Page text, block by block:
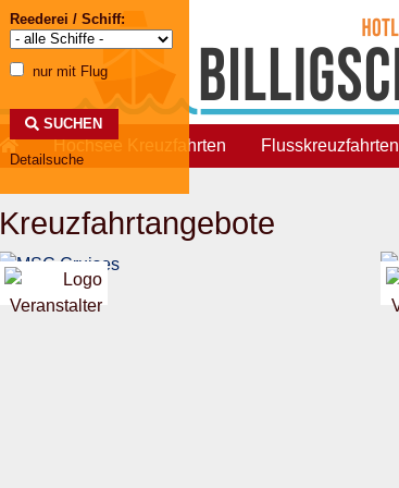
Skip to main content
Hochsee Kreuzfahrten Flusskreuzfahrten
Reederei / Schiff:
nur mit Flug
SUCHEN
Detailsuche
Kreuzfahrtangebote